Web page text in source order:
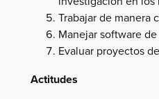
Trabajar de manera
Manejar software
Evaluar proyectos
Actitudes